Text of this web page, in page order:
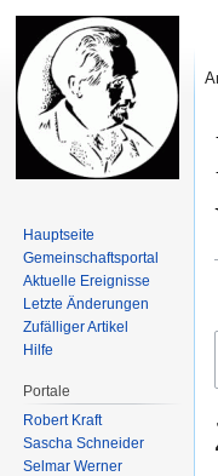
Hauptseite
Gemeinschafts­portal
Aktuelle Ereignisse
Letzte Änderungen
Zufälliger Artikel
Hilfe
Portale
Robert Kraft
Sascha Schneider
Selmar Werner